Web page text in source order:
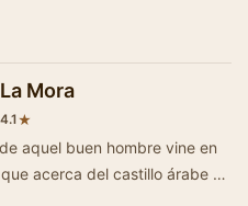
Mora
4.1 ★
aquel buen hombre vine en
acerca del castillo árabe y